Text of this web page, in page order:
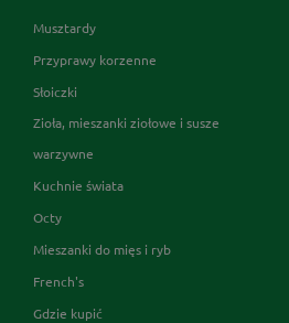
Musztardy
Przyprawy korzenne
Słoiczki
Zioła, mieszanki ziołowe i susze
warzywne
Kuchnie świata
Octy
Mieszanki do mięs i ryb
French's
Gdzie kupić